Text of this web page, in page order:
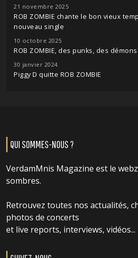
21 novembre 2025
ROB ZOMBIE chante le bon vieux
nouveau single
10 octobre 2025
ROB ZOMBIE, des punks, des démons
30 janvier 2024
Piggy D quitte ROB ZOMBIE
QUI SOMMES-NOUS ?
VerdamMnis Magazine est le
sombres.
Retrouvez toutes nos actualités,
photos de concerts
et live reports, interviews, vidéos...